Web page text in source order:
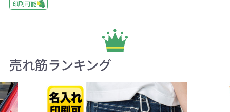
印刷可能
売れ筋ランキング